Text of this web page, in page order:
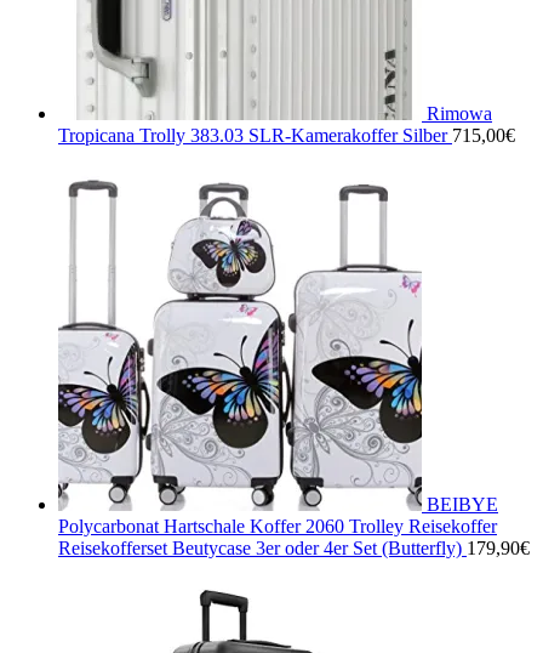
Rimowa
Tropicana Trolly 383.03 SLR-Kamerakoffer Silber 715,00€
BEIBYE
Polycarbonat Hartschale Koffer 2060 Trolley Reisekoffer
Reisekofferset Beutycase 3er oder 4er Set (Butterfly) 179,90€